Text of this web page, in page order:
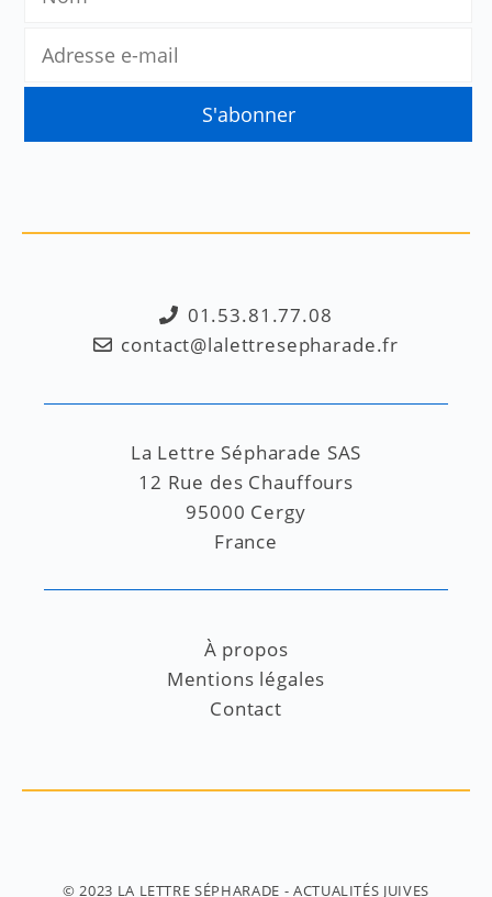
01.53.81.77.08
contact@lalettresepharade.fr
La Lettre Sépharade SAS
12 Rue des Chauffours
95000 Cergy
France
À propos
Mentions légales
Contact
© 2023 LA LETTRE SÉPHARADE - ACTUALITÉS JUIVES